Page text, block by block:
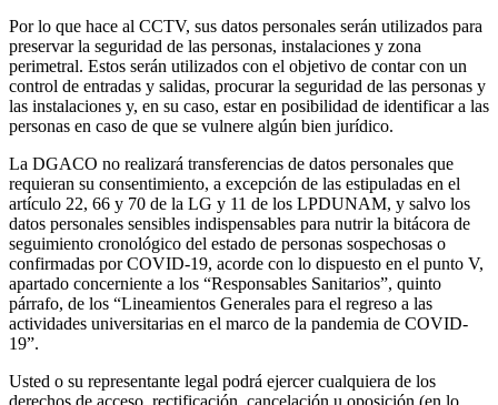
Por lo que hace al CCTV, sus datos personales serán utilizados para
preservar la seguridad de las personas, instalaciones y zona
perimetral. Estos serán utilizados con el objetivo de contar con un
control de entradas y salidas, procurar la seguridad de las personas y
las instalaciones y, en su caso, estar en posibilidad de identificar a las
personas en caso de que se vulnere algún bien jurídico.
La DGACO no realizará transferencias de datos personales que
requieran su consentimiento, a excepción de las estipuladas en el
artículo 22, 66 y 70 de la LG y 11 de los LPDUNAM, y salvo los
datos personales sensibles indispensables para nutrir la bitácora de
seguimiento cronológico del estado de personas sospechosas o
confirmadas por COVID-19, acorde con lo dispuesto en el punto V,
apartado concerniente a los “Responsables Sanitarios”, quinto
párrafo, de los “Lineamientos Generales para el regreso a las
actividades universitarias en el marco de la pandemia de COVID-
19”.
Usted o su representante legal podrá ejercer cualquiera de los